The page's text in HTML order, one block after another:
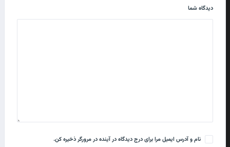
دیدگاه شما
نام و آدرس ایمیل مرا برای درج دیدگاه در آینده در مرورگر ذخیره کن.